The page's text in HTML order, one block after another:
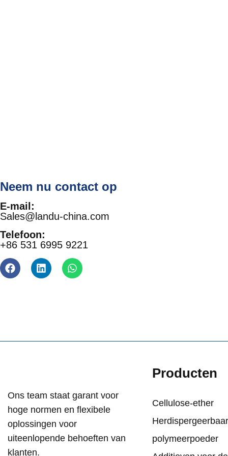
Neem nu contact op
E-mail:
Sales@landu-china.com
Telefoon:
+86 531 6995 9221
Ons team staat garant voor
hoge normen en flexibele
oplossingen voor
uiteenlopende behoeften van
klanten.
Producten
Cellulose-ether
Herdispergeerbaar
polymeerpoeder